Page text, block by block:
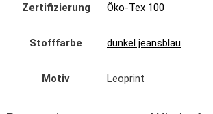
Zertifizierung Öko-Tex 100
Stofffarbe dunkel jeansblau
Motiv Leoprint